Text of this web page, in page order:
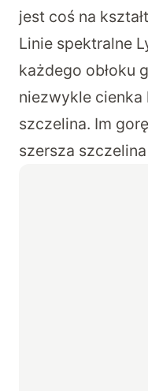
jest coś na
Linie spektralne
każdego obłoku
niezwykle cienka
szczelina. Im
szersza